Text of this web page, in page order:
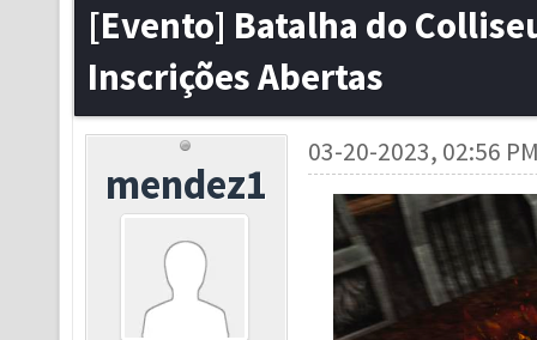
[Evento] Batalha do
Inscrições Abertas
mendez1
03-20-2023, 02:56